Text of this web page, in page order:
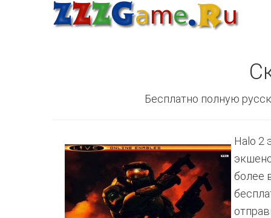
Бесплатно полную
Halo 2
более